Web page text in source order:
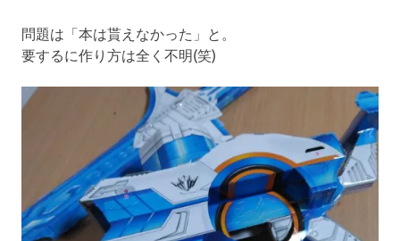
問題は「本は貰えなかった」と。
要するに作り方は全く不明(笑)